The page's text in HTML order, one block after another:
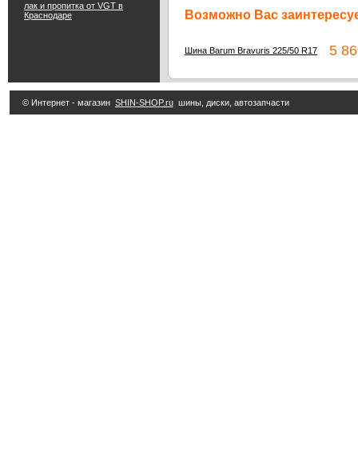
лак и пропитка от VGT в
Краснодаре
Возможно Вас
Шина Barum Bravuris 225/50 R17 5
© Интернет - магазин SHIN-SHOP.ru шины, диски, автозапчасти